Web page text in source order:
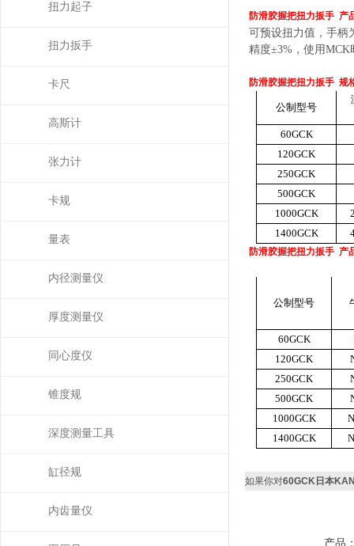
扭力起子
扭力扳手
卡尺
高斯计
张力计
卡规
量表
内径测量仪
厚度测量仪
同心度仪
锥度规
深度测量工具
缸径规
内齿量仪
防滑胶握把扭力扳手 产
可预设扭力值，手柄
精度±3%，使用MCK
防滑胶握把扭力扳手 规
公制型号
60GCK
120GCK
250GCK
500GCK
1000GCK
1400GCK
防滑胶握把扭力扳手 产
公制型号
60GCK
120GCK
250GCK
500GCK
1000GCK
1400GCK
如果你对60GCK日本
产品